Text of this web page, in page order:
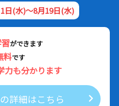
日(水)～8月19日(水)
ができます
料です
力も分かります
詳細はこちら